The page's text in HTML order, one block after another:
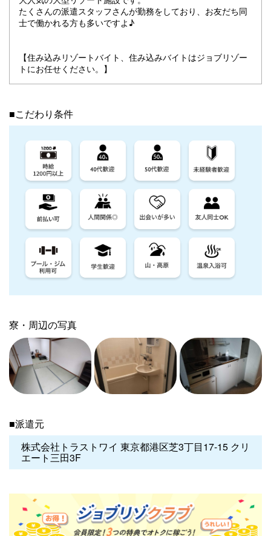
たくさんの派遣スタッフさんが勤務をしており、お友だち同
士で働かれる方も多いですよ♪
【住み込みリゾートバイト、住み込みバイトはジョブリゾー
トにお任せください。】
■こだわり条件
寮・周辺の写真
■派遣元
株式会社トラストワイ 東京都港区芝3丁目17-15 クリ
エート三田3F